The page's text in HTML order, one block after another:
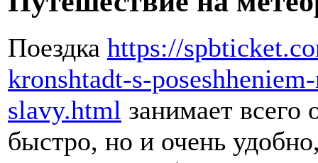
Поездка https://
kronshtadt-s-
slavy.html занимает всего
быстро, но и очень